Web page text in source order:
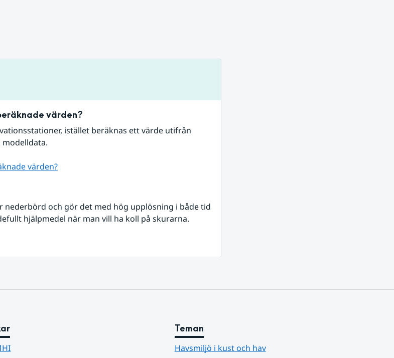
värden?
istället beräknas ett värde utifrån
värden?
nederbörd och gör det med hög upplösning i både tid
hjälpmedel när man vill ha koll på skurarna.
Teman
Havsmiljö i kust och hav